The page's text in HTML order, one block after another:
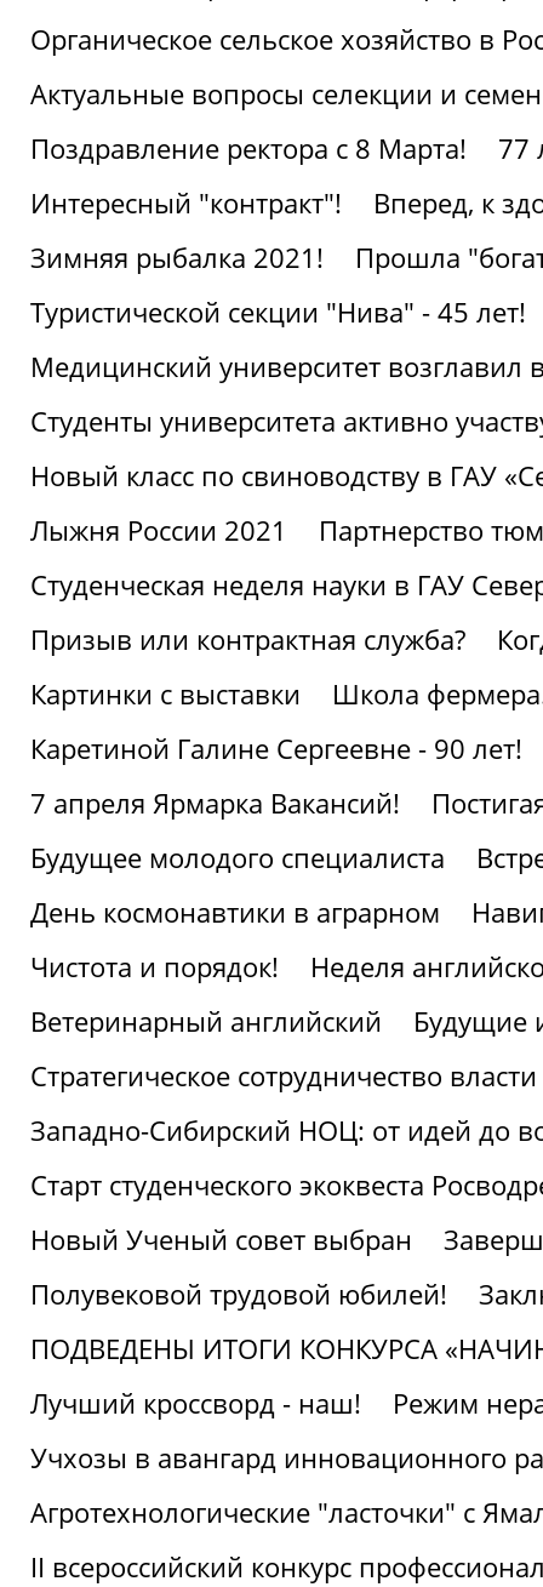
Органическое сельское хозяйство в
Актуальные вопросы селекции и
Поздравление ректора с 8 Марта!
77
Интересный "контракт"!
Вперед, к
Зимняя рыбалка 2021!
Прошла
Туристической секции "Нива" - 45 лет!
Медицинский университет возглавил
Студенты университета активно
Новый класс по свиноводству в ГАУ
Лыжня России 2021
Партнерство
Студенческая неделя науки в ГАУ
Призыв или контрактная служба?
Картинки с выставки
Школа
Каретиной Галине Сергеевне - 90 лет!
7 апреля Ярмарка Вакансий!
Будущее молодого специалиста
День космонавтики в аграрном
Чистота и порядок!
Неделя
Ветеринарный английский
Будущие
Стратегическое сотрудничество
Западно-Сибирский НОЦ: от идей до
Старт студенческого экоквеста
Новый Ученый совет выбран
Полувековой трудовой юбилей!
ПОДВЕДЕНЫ ИТОГИ КОНКУРСА
Лучший кроссворд - наш!
Режим
Учхозы в авангард инновационного
Агротехнологические "ласточки" с
II всероссийский конкурс